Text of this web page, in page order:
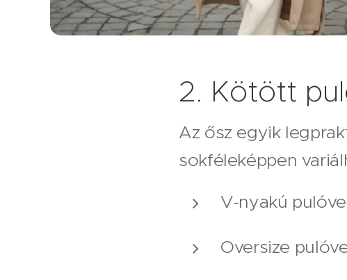
2. Kötött
Az ősz egyik
sokféleképpen
V-nyakú
Oversize